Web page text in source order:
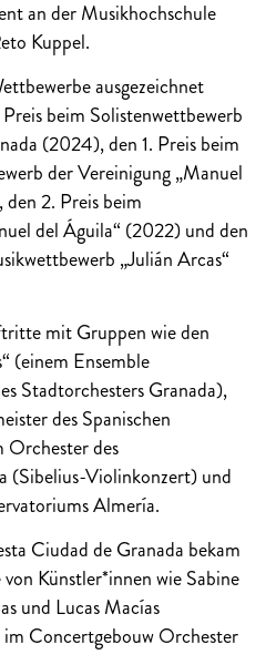
an der Musikhochschule
Kuppel.
ausgezeichnet
beim Solistenwettbewerb
(2024), den 1. Preis beim
der Vereinigung „Manuel
2. Preis beim
del Águila“ (2022) und den
„Julián Arcas“
mit Gruppen wie den
(einem Ensemble
Stadtorchesters Granada),
des Spanischen
Orchester des
(Sibelius-Violinkonzert) und
Almería.
Ciudad de Granada bekam
Künstler*innen wie Sabine
und Lucas Macías
Concertgebouw Orchester